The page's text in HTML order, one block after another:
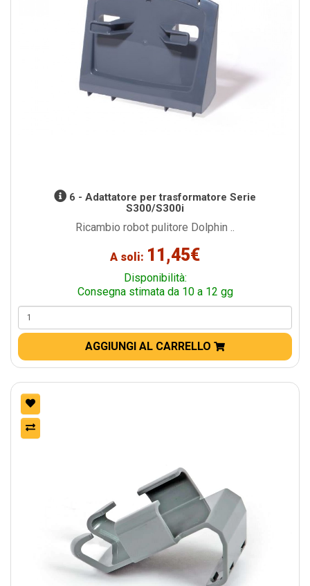
6 - Adattatore per trasformatore Serie
S300/S300i
Ricambio robot pulitore Dolphin ..
A soli: 11,45€
Disponibilità:
Consegna stimata da 10 a 12 gg
AGGIUNGI AL CARRELLO